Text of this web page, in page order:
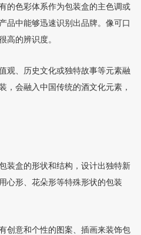
的色彩体系作为包装盒的主色调或
品中能够迅速识别出品牌。像可口
高的辨识度。
观、历史文化或独特故事等元素融
，会融入中国传统的酒文化元素，
装盒的形状和结构，设计出独特新
心形、花朵形等特殊形状的包装
创意和个性的图案、插画来装饰包